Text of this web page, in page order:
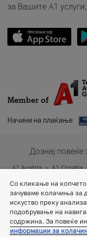
за Вашите A1
Member of
Начини на плаќање
Дознај
A1 Austria A1 Croatia
A1
Со кликање на копчето
зачуваме колачиња за
искуство преку
подобрување на
содржина. За повеќе
информации за